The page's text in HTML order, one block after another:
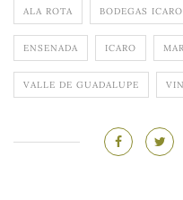
ALA ROTA BODEGAS ICARO
ENSENADA ICARO
VALLE DE GUADALUPE